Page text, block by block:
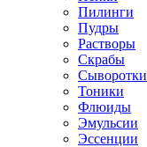
Пилинги
Пудры
Растворы
Скрабы
Сыворотки
Тоники
Флюиды
Эмульсии
Эссенции